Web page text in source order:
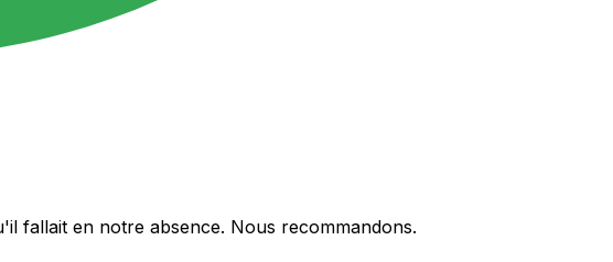
fallait en notre absence. Nous recommandons.